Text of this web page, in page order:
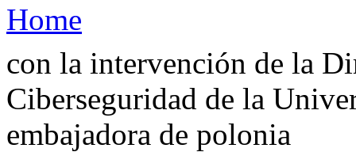
Home
con la intervención de la
Ciberseguridad de la
embajadora de polonia